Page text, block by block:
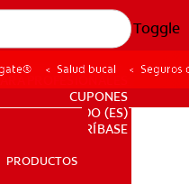
Toggle
PARA PROFESIONALES
CUPONES
DO (ES)
SUSCRÍBASE
PRODUCTOS
Salud bucal Seguros